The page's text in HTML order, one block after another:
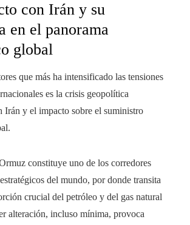
con Irán y su
en el panorama
global
que más ha intensificado las tensiones
es la crisis geopolítica
Irán y el impacto sobre el suministro
constituye uno de los corredores
del mundo, por donde transita
crucial del petróleo y del gas natural
alteración, incluso mínima, provoca